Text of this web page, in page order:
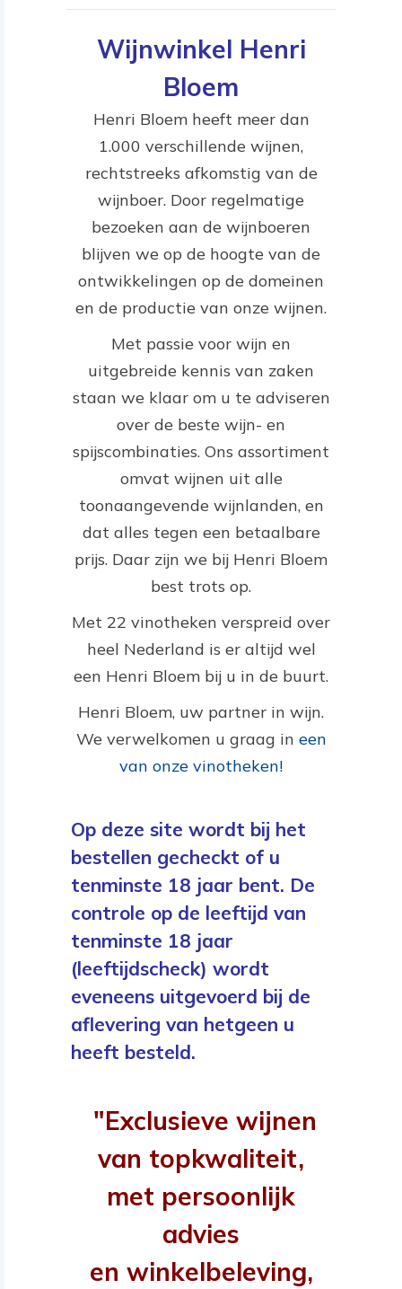
Wijnwinkel Henri
Bloem
Henri Bloem heeft meer dan
1.000 verschillende wijnen,
rechtstreeks afkomstig van de
wijnboer. Door regelmatige
bezoeken aan de wijnboeren
blijven we op de hoogte van de
ontwikkelingen op de domeinen
en de productie van onze wijnen.
Met passie voor wijn en
uitgebreide kennis van zaken
staan we klaar om u te adviseren
over de beste wijn- en
spijscombinaties. Ons assortiment
omvat wijnen uit alle
toonaangevende wijnlanden, en
dat alles tegen een betaalbare
prijs. Daar zijn we bij Henri Bloem
best trots op.
Met 22 vinotheken verspreid over
heel Nederland is er altijd wel
een Henri Bloem bij u in de buurt.
Henri Bloem, uw partner in wijn.
We verwelkomen u graag in een
van onze vinotheken!
Op deze site wordt bij het
bestellen gecheckt of u
tenminste 18 jaar bent. De
controle op de leeftijd van
tenminste 18 jaar
(leeftijdscheck) wordt
eveneens uitgevoerd bij de
aflevering van hetgeen u
heeft besteld.
"Exclusieve wijnen
van topkwaliteit,
met persoonlijk
advies
en winkelbeleving,